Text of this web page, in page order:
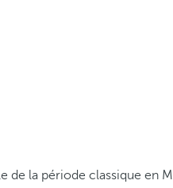
de la période classique en